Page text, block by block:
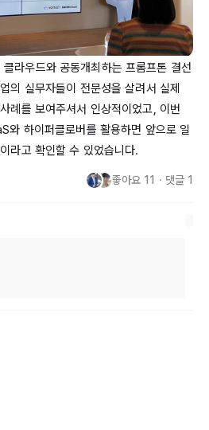
라우드와 공동개최하는 프롬프톤 결선
의 실무자들이 전문성을 살려서 실제
례를 보여주셔서 인상적이었고, 이번
와 하이퍼클로버를 활용하면 앞으로 일
라고 확인할 수 있었습니다.
좋아요 11 ・ 댓글 1